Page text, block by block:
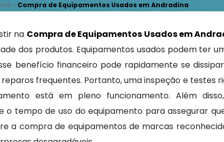
» Compra de Equipamentos Usados em Andradina
na Compra de Equipamentos Usados em
dos produtos. Equipamentos usados podem ter
benefício financeiro pode rapidamente se
frequentes. Portanto, uma inspeção e testes
está em pleno funcionamento. Além
o tempo de uso do equipamento para assegurar
a compra de equipamentos de marcas